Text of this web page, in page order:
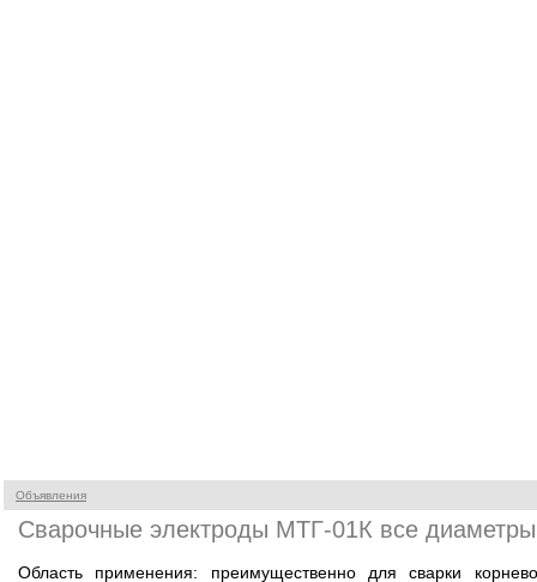
Объявления
Сварочные электроды МТГ-01К все диаметры
Область применения: преимущественно для сварки